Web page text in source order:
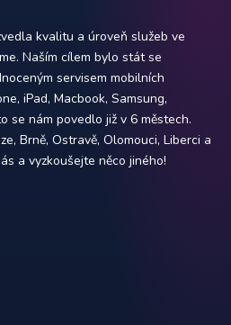
kvalitu a úroveň služeb ve
Naším cílem bylo stát se
servisem mobilních
iPad, Macbook, Samsung,
se nám povedlo již v 6 městech.
Brně, Ostravě, Olomouci, Liberci a
a vyzkoušejte něco jiného!